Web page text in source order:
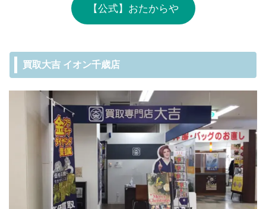
【公式】おたからや
買取大吉 イオン千歳店